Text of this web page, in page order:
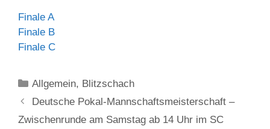
Finale A
Finale B
Finale C
Kategorien
Allgemein, Blitzschach
Deutsche Pokal-Mannschaftsmeisterschaft –
Zwischenrunde am Samstag ab 14 Uhr im SC